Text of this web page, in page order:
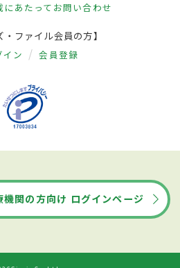
にあたって お問い合わせ
・ファイル会員の方】
イン 会員登録
機関の方向け ログインページ